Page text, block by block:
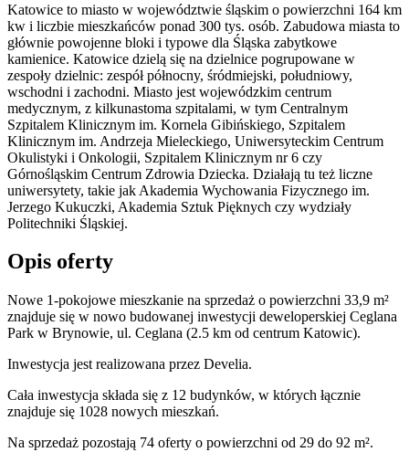
Katowice to miasto w województwie śląskim o powierzchni 164 km
kw i liczbie mieszkańców ponad 300 tys. osób. Zabudowa miasta to
głównie powojenne bloki i typowe dla Śląska zabytkowe
kamienice. Katowice dzielą się na dzielnice pogrupowane w
zespoły dzielnic: zespół północny, śródmiejski, południowy,
wschodni i zachodni. Miasto jest wojewódzkim centrum
medycznym, z kilkunastoma szpitalami, w tym Centralnym
Szpitalem Klinicznym im. Kornela Gibińskiego, Szpitalem
Klinicznym im. Andrzeja Mieleckiego, Uniwersyteckim Centrum
Okulistyki i Onkologii, Szpitalem Klinicznym nr 6 czy
Górnośląskim Centrum Zdrowia Dziecka. Działają tu też liczne
uniwersytety, takie jak Akademia Wychowania Fizycznego im.
Jerzego Kukuczki, Akademia Sztuk Pięknych czy wydziały
Politechniki Śląskiej.
Opis oferty
Nowe 1-pokojowe mieszkanie na sprzedaż o powierzchni 33,9 m²
znajduje się w nowo budowanej inwestycji deweloperskiej Ceglana
Park w Brynowie, ul. Ceglana (2.5 km od centrum Katowic).
Inwestycja jest realizowana przez Develia.
Cała inwestycja składa się z 12 budynków, w których łącznie
znajduje się 1028 nowych mieszkań.
Na sprzedaż pozostają 74 oferty o powierzchni od 29 do 92 m².